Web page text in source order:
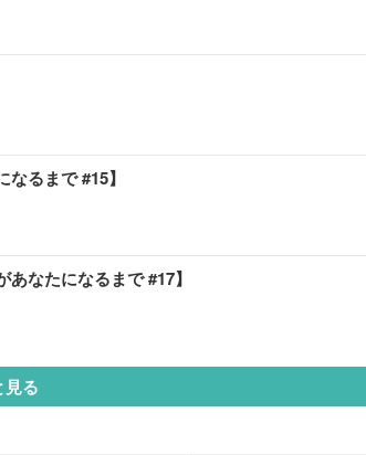
るまで #15】
なたになるまで #17】
見る